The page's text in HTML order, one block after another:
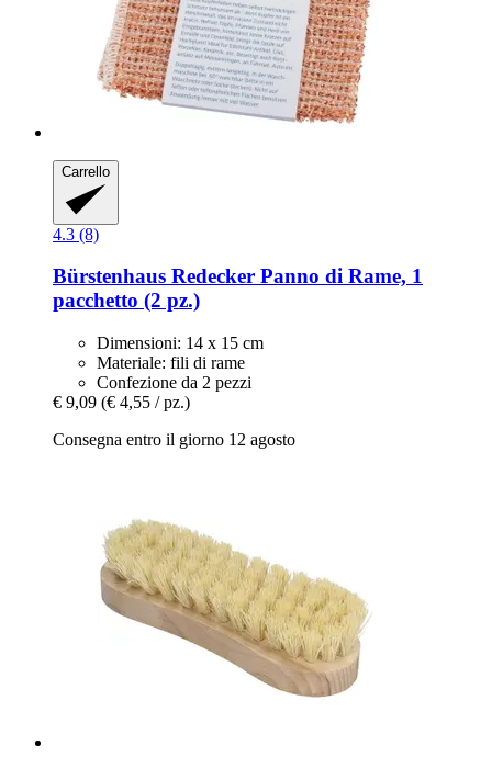
Carrello
4.3 (8)
Bürstenhaus Redecker Panno di Rame, 1
pacchetto (2 pz.)
Dimensioni: 14 x 15 cm
Materiale: fili di rame
Confezione da 2 pezzi
€ 9,09 (€ 4,55 / pz.)
Consegna entro il giorno 12 agosto